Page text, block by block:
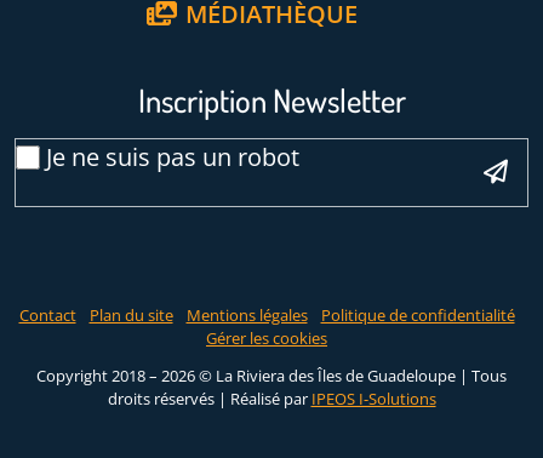
MÉDIATHÈQUE
Inscription Newsletter
Je ne suis pas un robotVeuillez laisser ce
Contact Plan du site Mentions légales
Politique de confidentialité
Gérer les cookies
Copyright 2018 – 2026 © La Riviera des Îles de Guadeloupe | Tous
droits réservés | Réalisé par IPEOS I-Solutions